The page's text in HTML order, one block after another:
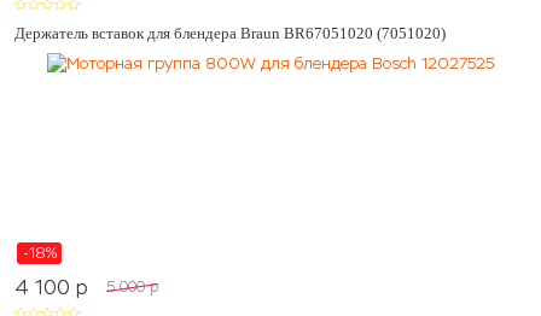
Держатель вставок для блендера Braun BR67051020 (7051020)
-18%
4 100 p 5 000 p